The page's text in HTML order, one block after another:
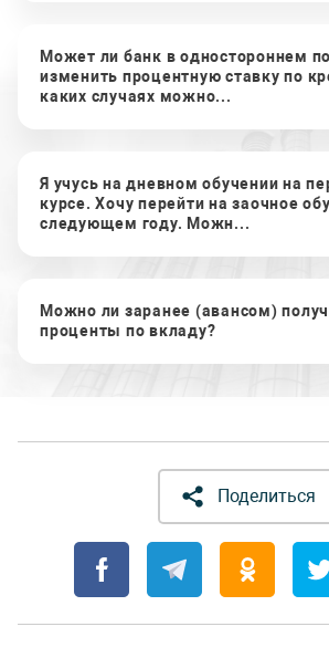
Может ли банк в одностороннем
изменить процентную ставку по
каких случаях можно...
Я учусь на дневном обучении на
курсе. Хочу перейти на заочное
следующем году. Можн...
Можно ли заранее (авансом)
проценты по вкладу?
Поделиться